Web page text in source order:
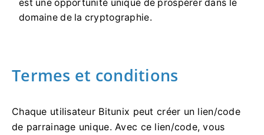
est une opportunité unique de prospérer dans le
domaine de la cryptographie.
Termes et conditions
Chaque utilisateur Bitunix peut créer un lien/code
de parrainage unique. Avec ce lien/code, vous